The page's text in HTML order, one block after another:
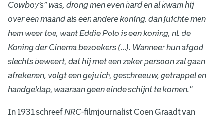
Cowboy’s” was, drong men even hard en al kwam hij
over een maand als een andere koning, dan juichte men
hem weer toe, want Eddie Polo is een koning, nl. de
Koning der Cinema bezoekers (…). Wanneer hun afgod
slechts beweert, dat hij met een zeker persoon zal gaan
afrekenen, volgt een gejuich, geschreeuw, getrappel en
handgeklap, waaraan geen einde schijnt te komen.''
In 1931 schreefNRC-filmjournalist Coen Graadt van